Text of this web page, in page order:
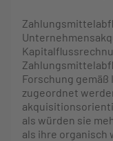
Forschung gemäß
zugeordnet
als würden sie
als ihre organisch